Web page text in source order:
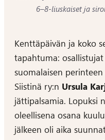
6–8-liuskaiset ja
Kenttäpäivän ja koko
tapahtuma:
suomalaisen
Siistinä ry:n Ursula
jättipalsamia. Lopuksi
oleellisena osana
jälkeen oli aika